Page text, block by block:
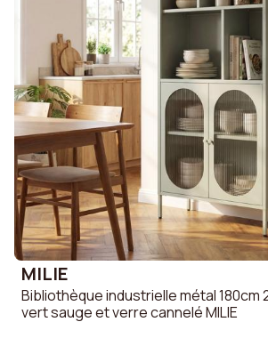
MILIE
Bibliothèque industrielle métal 180cm
vert sauge et verre cannelé MILIE